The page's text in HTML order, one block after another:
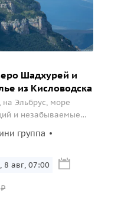
Шадхурей и
из Кисловодска
Эльбрус, море
и незабываемые
группа
8 авг, 07:00
₽